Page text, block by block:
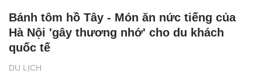
DU LỊCH
Bánh tôm hồ Tây - Món ăn nức tiếng của
Hà Nội 'gây thương nhớ' cho du khách
quốc tế